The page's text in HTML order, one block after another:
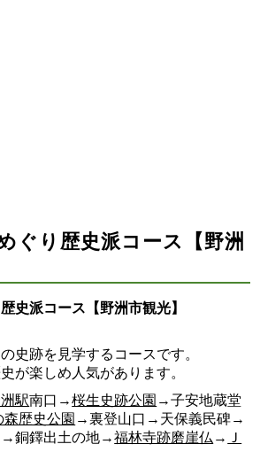
ぐり歴史派コース【野洲
史派コース【野洲市観光】
史跡を見学するコースです。
が楽しめ人気があります。
洲駅南口→桜生史跡公園 →子安地蔵堂
歴史公園 →裏登山口→天保義民碑→
→銅鐸出土の地→福林寺跡磨崖仏 →
Ｊ